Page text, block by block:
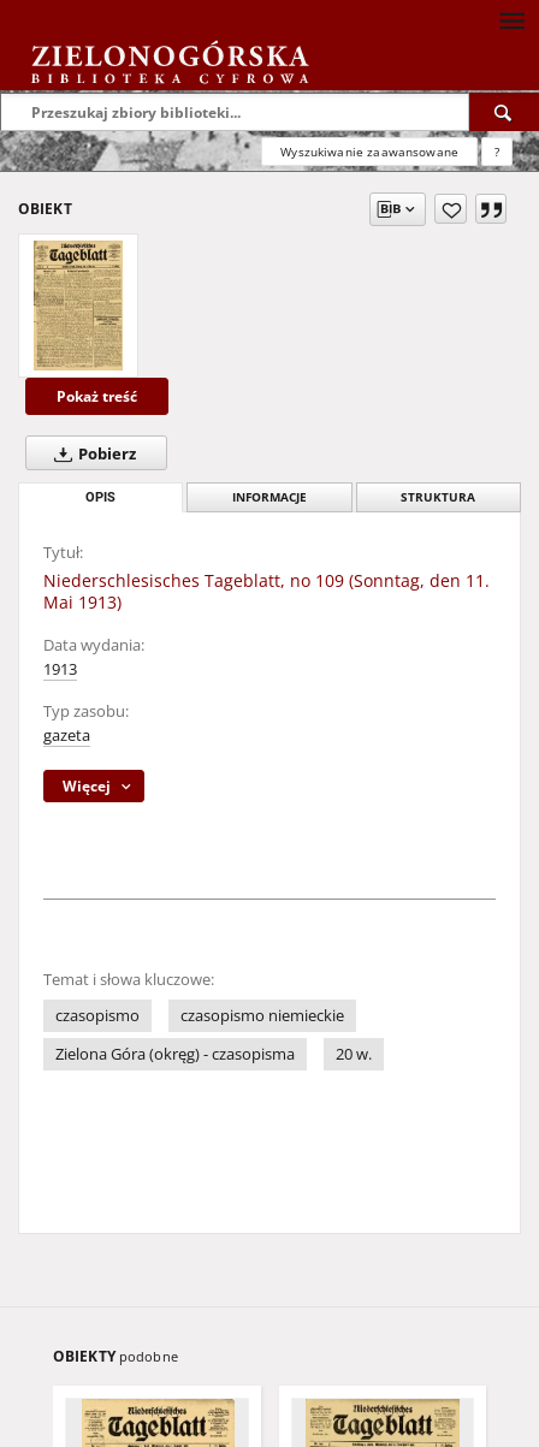
Wyszukiwanie zaawansowane ?
OBIEKT
Pokaż treść
Pobierz
OPIS INFORMACJE STRUKTURA
Tytuł:
Niederschlesisches Tageblatt, no 109 (Sonntag, den 11.
Mai 1913)
Data wydania:
1913
Typ zasobu:
gazeta
Więcej
Temat i słowa kluczowe:
czasopismo
czasopismo niemieckie
Zielona Góra (okręg) - czasopisma
20 w.
OBIEKTY podobne